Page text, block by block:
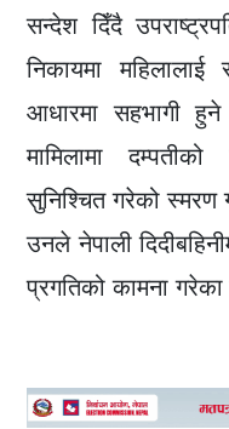
सन्देश दिँदै
निकायमा महिलालाई
आधारमा सहभागी हुने
मामिलामा
सुनिश्चित गरेको
उनले नेपाली
प्रगतिको कामना